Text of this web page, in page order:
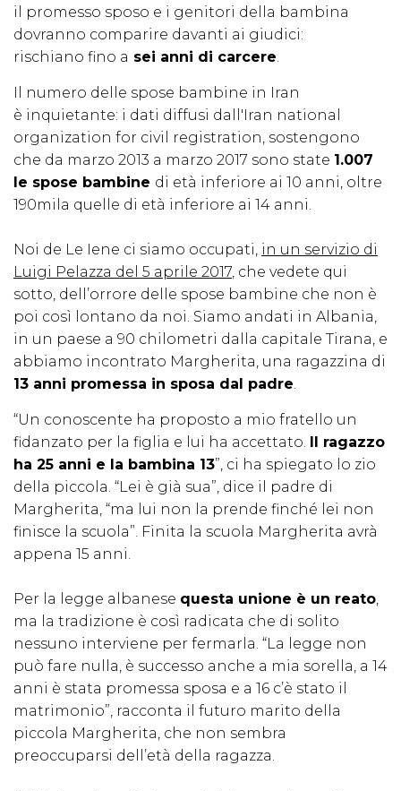
il promesso sposo e i genitori della bambina
dovranno comparire davanti ai giudici:
rischiano fino a sei anni di carcere.
Il numero delle spose bambine in Iran
è inquietante: i dati diffusi dall'Iran national
organization for civil registration, sostengono
che da marzo 2013 a marzo 2017 sono state 1.007
le spose bambine di età inferiore ai 10 anni, oltre
190mila quelle di età inferiore ai 14 anni.
Noi de Le Iene ci siamo occupati, in un servizio di
Luigi Pelazza del 5 aprile 2017, che vedete qui
sotto, dell’orrore delle spose bambine che non è
poi così lontano da noi. Siamo andati in Albania,
in un paese a 90 chilometri dalla capitale Tirana, e
abbiamo incontrato Margherita, una ragazzina di
13 anni promessa in sposa dal padre.
“Un conoscente ha proposto a mio fratello un
fidanzato per la figlia e lui ha accettato.
Il ragazzo
ha 25 anni e la bambina 13”, ci ha spiegato lo zio
della piccola. “Lei è già sua”, dice il padre di
Margherita, “ma lui non la prende finché lei non
finisce la scuola”. Finita la scuola Margherita avrà
appena 15 anni.
Per la legge albanese questa unione è un reato,
ma la tradizione è così radicata che di solito
nessuno interviene per fermarla. “La legge non
può fare nulla, è successo anche a mia sorella, a 14
anni è stata promessa sposa e a 16 c’è stato il
matrimonio”, racconta il futuro marito della
piccola Margherita, che non sembra
preoccuparsi dell’età della ragazza.